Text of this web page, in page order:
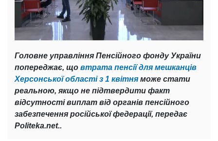
Головне управління Пенсійного фонду України
попереджає, що втрата пенсії для мешканців
Херсонської області з 1 квітня може стати
реальною, якщо не підтвердити факт
відсутності виплат від органів пенсійного
забезпечення російської федерації, передає
Politeka.net..